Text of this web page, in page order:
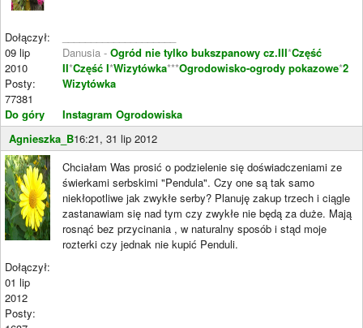
Dołączył:
09 lip
2010
Posty:
77381
Do góry
Danusia - Ogród nie tylko bukszpanowy cz.III*Część
II*Część I*Wizytówka***Ogrodowisko-ogrody pokazowe*2
Wizytówka
Instagram Ogrodowiska
Agnieszka_B16:21, 31 lip 2012
Dołączył:
01 lip
2012
Posty:
Chciałam Was prosić o podzielenie się doświadczeniami ze
świerkami serbskimi "Pendula". Czy one są tak samo
niekłopotliwe jak zwykłe serby? Planuję zakup trzech i ciągle
zastanawiam się nad tym czy zwykłe nie będą za duże. Mają
rosnąć bez przycinania , w naturalny sposób i stąd moje
rozterki czy jednak nie kupić Penduli.